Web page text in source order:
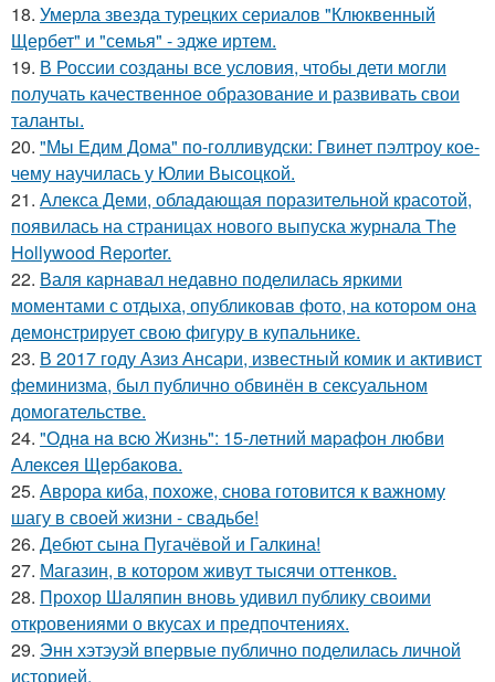
18. Умерла звезда турецких сериалов "Клюквенный
Щербет" и "семья" - эдже иртем.
19. В России созданы все условия, чтобы дети могли
получать качественное образование и развивать свои
таланты.
20. "Мы Едим Дома" по-голливудски: Гвинет пэлтроу кое-
чему научилась у Юлии Высоцкой.
21. Алекса Деми, обладающая поразительной красотой,
появилась на страницах нового выпуска журнала The
Hollywood Reporter.
22. Валя карнавал недавно поделилась яркими
моментами с отдыха, опубликовав фото, на котором она
демонстрирует свою фигуру в купальнике.
23. В 2017 году Азиз Ансари, известный комик и активист
феминизма, был публично обвинён в сексуальном
домогательстве.
24. "Однa нa вcю Жизнь": 15-лeтний мapaфoн любви
Алeкceя Щepбaкoвa.
25. Аврора киба, похоже, снова готовится к важному
шагу в своей жизни - свадьбе!
26. Дебют сына Пугачёвой и Галкина!
27. Магазин, в котором живут тысячи оттенков.
28. Прохор Шаляпин вновь удивил публику своими
откровениями о вкусах и предпочтениях.
29. Энн хэтэуэй впервые публично поделилась личной
историей.